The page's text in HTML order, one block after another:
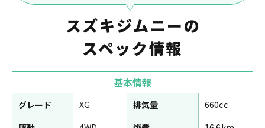
スズキジムニーの
スペック情報
基本情報
グレード XG 排気量
660cc